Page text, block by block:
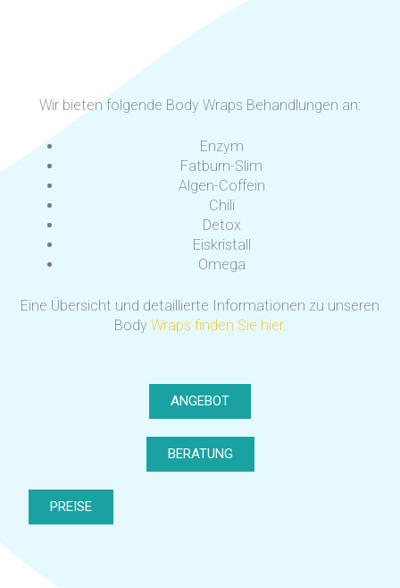
Wir bieten folgende Body Wraps Behandlungen an:
Enzym
Fatburn-Slim
Algen-Coffein
Chili
Detox
Eiskristall
Omega
Eine Übersicht und detaillierte Informationen zu unseren
Body Wraps finden Sie hier.
ANGEBOT
BERATUNG
PREISE